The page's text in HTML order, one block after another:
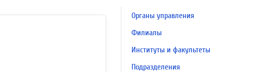
Органы управления
Филиалы
Институты и факультеты
Подразделения